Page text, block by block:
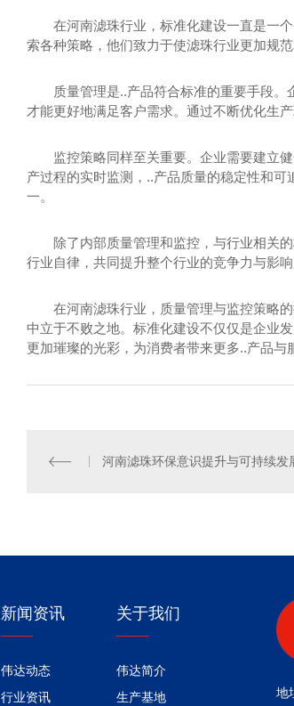
河南SEPS石墨聚苯板
在河南滤珠行业，标准化建设一直是一
索各种策略，他们致力于使滤珠行业更加规范
质量管理是..产品符合标准的重要手段
才能更好地满足客户需求。通过不断优化生
监控策略同样至关重要。企业需要建立
产过程的实时监测，..产品质量的稳定性和
一。
除了内部质量管理和监控，与行业相关
行业自律，共同提升整个行业的竞争力与影
在河南滤珠行业，质量管理与监控策略
中立于不败之地。标准化建设不仅仅是企业
更加璀璨的光彩，为消费者带来更多..产品与
新闻资讯
伟达动态
行业资讯
关于我们
伟达简介
生产基地
地